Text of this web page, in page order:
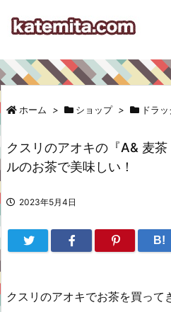
ホーム > ショップ > ドラ
クスリのアオキの『A& 麦
ルのお茶で美味しい！
2023年5月4日
B!
クスリのアオキでお茶を買って